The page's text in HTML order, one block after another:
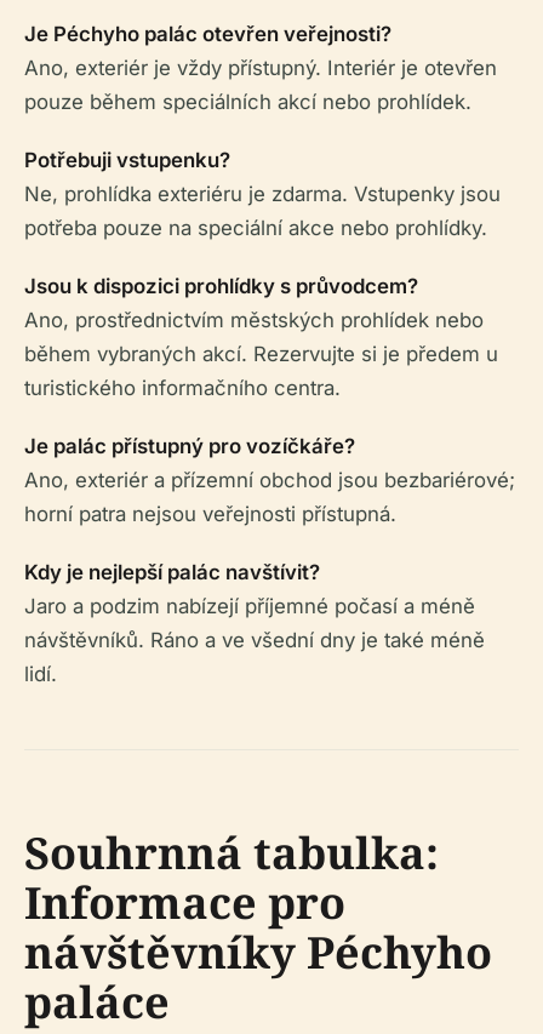
Je Péchyho palác otevřen veřejnosti?
Ano, exteriér je vždy přístupný. Interiér je otevřen
pouze během speciálních akcí nebo prohlídek.
Potřebuji vstupenku?
Ne, prohlídka exteriéru je zdarma. Vstupenky jsou
potřeba pouze na speciální akce nebo prohlídky.
Jsou k dispozici prohlídky s průvodcem?
Ano, prostřednictvím městských prohlídek nebo
během vybraných akcí. Rezervujte si je předem u
turistického informačního centra.
Je palác přístupný pro vozíčkáře?
Ano, exteriér a přízemní obchod jsou bezbariérové;
horní patra nejsou veřejnosti přístupná.
Kdy je nejlepší palác navštívit?
Jaro a podzim nabízejí příjemné počasí a méně
návštěvníků. Ráno a ve všední dny je také méně
lidí.
Souhrnná tabulka:
Informace pro
návštěvníky Péchyho
paláce